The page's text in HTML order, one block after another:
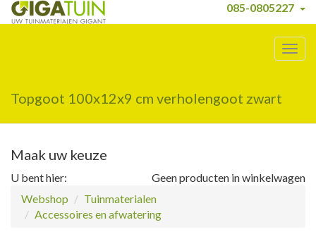
085-0805227
Topgoot 100x12x9 cm verholengoot zwart
Maak uw keuze
Geen producten in winkelwagen
U bent hier:
Webshop
Tuinmaterialen
Accessoires en afwatering